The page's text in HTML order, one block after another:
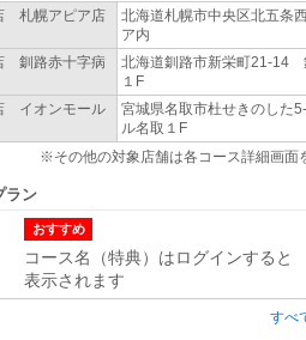
札幌アピア店
北海道札幌市中央区北五条
ア内
釧路赤十字病
北海道釧路市新栄町21-14
１F
イオンモール
宮城県名取市杜せきのした
ル名取１F
※その他の対象店舗は各コース詳細画面
ラン
おすすめ
コース名（特典）はログインすると
表示されます
すべ